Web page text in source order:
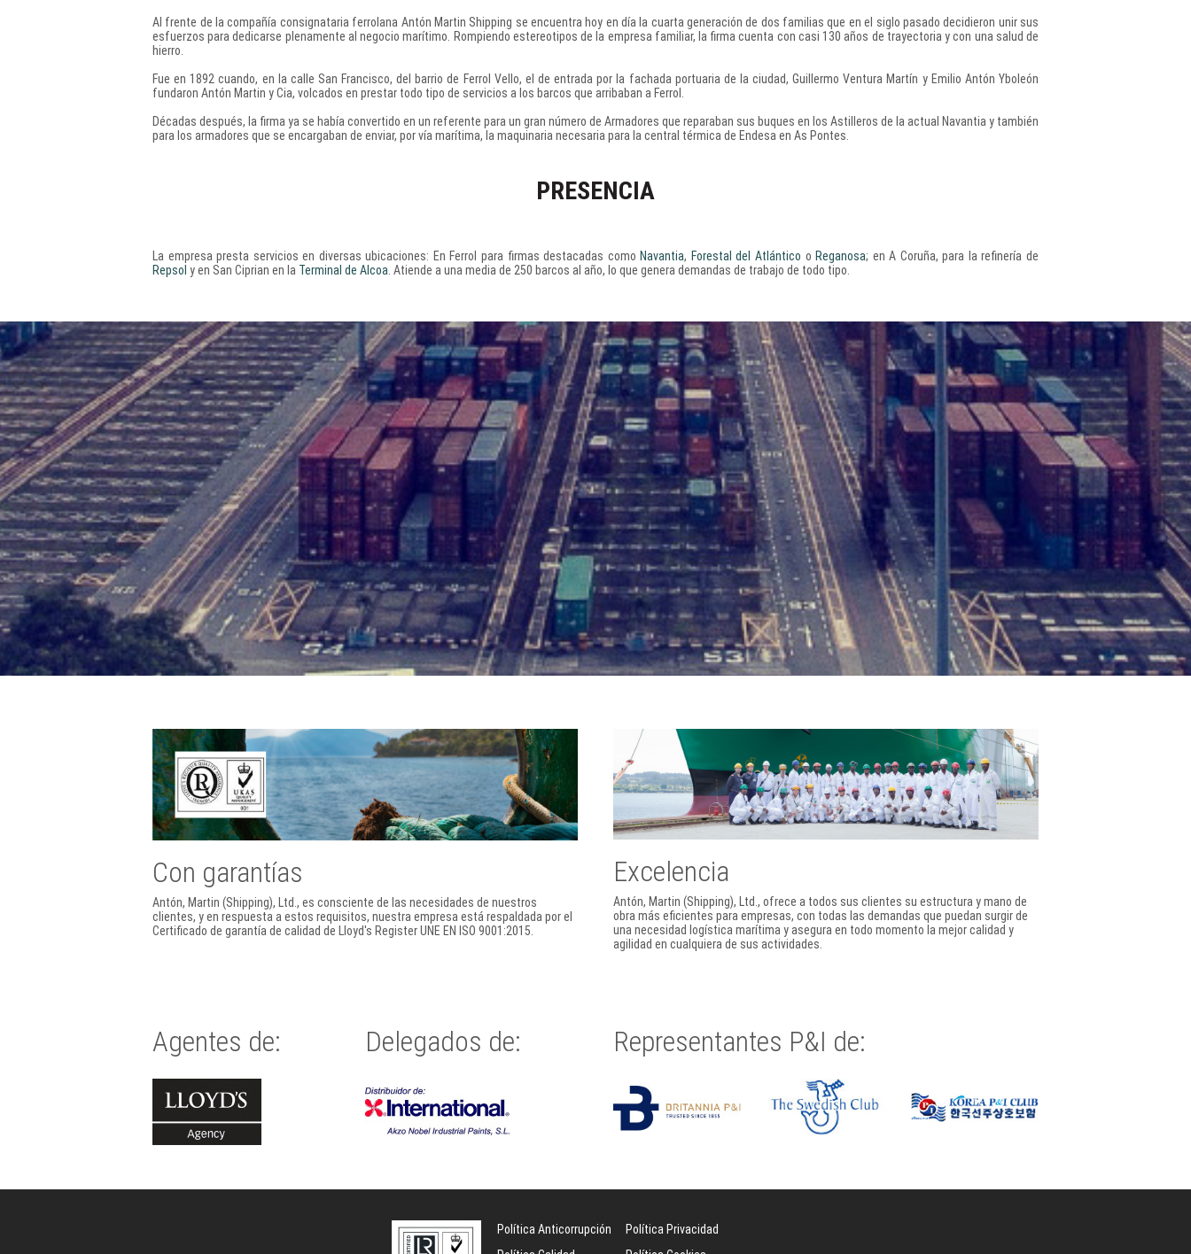
Al frente de la compañía consignataria ferrolana Antón Martin Shipping se encuentra hoy en día la cuarta generación de dos familias que en el siglo pasado decidieron unir sus
esfuerzos para dedicarse plenamente al negocio marítimo. Rompiendo estereotipos de la empresa familiar, la firma cuenta con casi 130 años de trayectoria y con una salud de
hierro.
Fue en 1892 cuando, en la calle San Francisco, del barrio de Ferrol Vello, el de entrada por la fachada portuaria de la ciudad, Guillermo Ventura Martín y Emilio Antón Yboleón
fundaron Antón Martin y Cia, volcados en prestar todo tipo de servicios a los barcos que arribaban a Ferrol.
Décadas después, la firma ya se había convertido en un referente para un gran número de Armadores que reparaban sus buques en los Astilleros de la actual Navantia y también
para los armadores que se encargaban de enviar, por vía marítima, la maquinaria necesaria para la central térmica de Endesa en As Pontes.
PRESENCIA
La empresa presta servicios en diversas ubicaciones: En Ferrol para firmas destacadas como Navantia, Forestal del Atlántico o Reganosa; en A Coruña, para la refinería de
Repsol y en San Ciprian en la Terminal de Alcoa . Atiende a una media de 250 barcos al año, lo que genera demandas de trabajo de todo tipo.
Con garantías
Antón, Martin (Shipping), Ltd., es consciente de las necesidades de nuestros
clientes, y en respuesta a estos requisitos, nuestra empresa está respaldada por el
Certificado de garantía de calidad de Lloyd's Register UNE EN ISO 9001:2015.
Excelencia
Antón, Martin (Shipping), Ltd., ofrece a todos sus clientes su estructura y mano de
obra más eficientes para empresas, con todas las demandas que puedan surgir de
una necesidad logística marítima y asegura en todo momento la mejor calidad y
agilidad en cualquiera de sus actividades.
Agentes de: Delegados de: Representantes P&I de:
Política Anticorrupción
Política Privacidad